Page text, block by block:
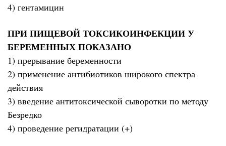
4) гентамицин
ПРИ ПИЩЕВОЙ ТОКСИКОИНФЕКЦИИ У
БЕРЕМЕННЫХ ПОКАЗАНО
1) прерывание беременности
2) применение антибиотиков широкого спектра
действия
3) введение антитоксической сыворотки по методу
Безредко
4) проведение регидратации (+)